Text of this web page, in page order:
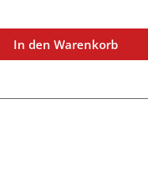
In den Warenkorb